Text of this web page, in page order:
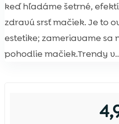
keď hľadáme šetrné,
zdravú srsť mačiek. Je to
estetike; zameriavame sa
pohodlie mačiek.Trendy